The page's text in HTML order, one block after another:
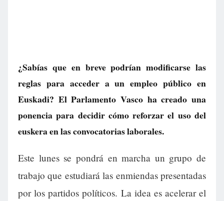
¿Sabías que en breve podrían modificarse las
reglas para acceder a un empleo público en
Euskadi? El Parlamento Vasco ha creado una
ponencia para decidir cómo reforzar el uso del
euskera en las convocatorias laborales.
Este lunes se pondrá en marcha un grupo de
trabajo que estudiará las enmiendas presentadas
por los partidos políticos. La idea es acelerar el